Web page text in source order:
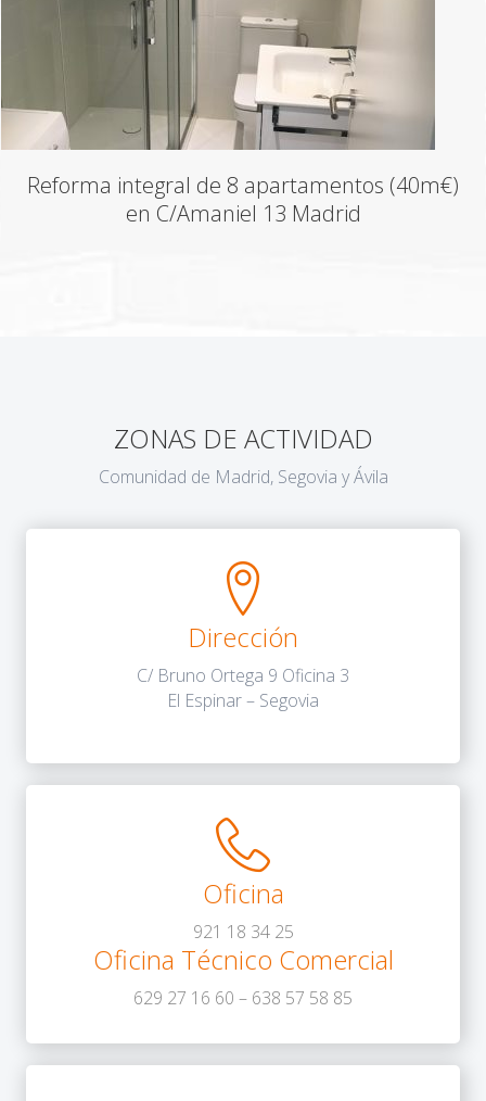
Reforma integral de 8 apartamentos (40m€)
en C/Amaniel 13 Madrid
ZONAS DE ACTIVIDAD
Comunidad de Madrid, Segovia y Ávila
Dirección
C/ Bruno Ortega 9 Oficina 3
El Espinar – Segovia
Oficina
921 18 34 25
Oficina Técnico Comercial
629 27 16 60 – 638 57 58 85